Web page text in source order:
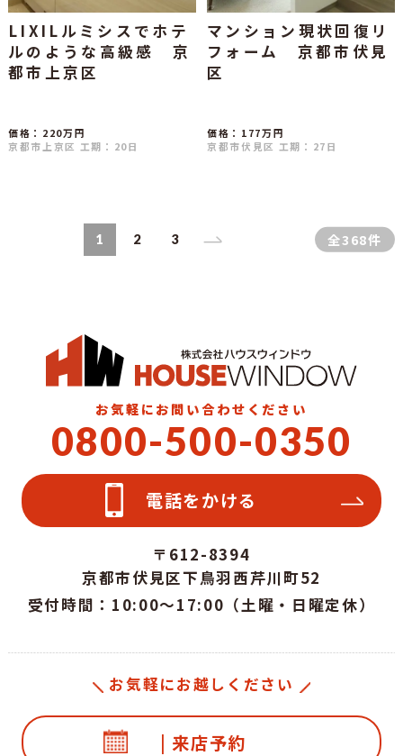
LIXILルミシスでホテ
ルのような高級感 京
都市上京区
価格：220万円
京都市上京区 工期：20日
マンション現状回復リ
フォーム 京都市伏見
区
価格：177万円
京都市伏見区 工期：27日
全368件
1 2 3
お気軽にお問い合わせください
0800-500-0350
電話をかける
〒612-8394
京都市伏見区下鳥羽西芹川町52
受付時間：10:00～17:00（土曜・日曜定休）
お気軽にお越しください
| 来店予約